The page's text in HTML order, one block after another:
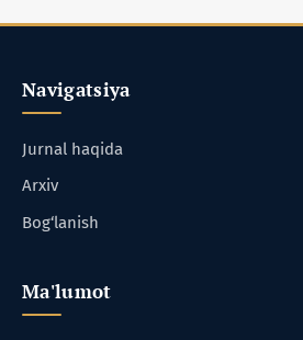
Navigatsiya
Jurnal haqida
Arxiv
Bog‘lanish
Ma'lumot